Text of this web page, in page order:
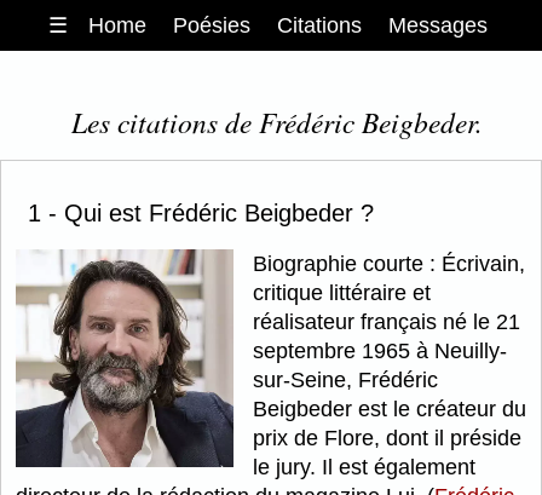
☰ Home Poésies Citations Messages
Les citations de Frédéric Beigbeder.
1 - Qui est Frédéric Beigbeder ?
Biographie courte : Écrivain,
critique littéraire et
réalisateur français né le 21
septembre 1965 à Neuilly-
sur-Seine, Frédéric
Beigbeder est le créateur du
prix de Flore, dont il préside
le jury. Il est également